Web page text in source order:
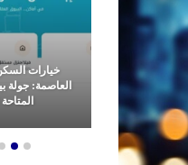
في
الشقق
كلين
نقدم خدمات
المملكة